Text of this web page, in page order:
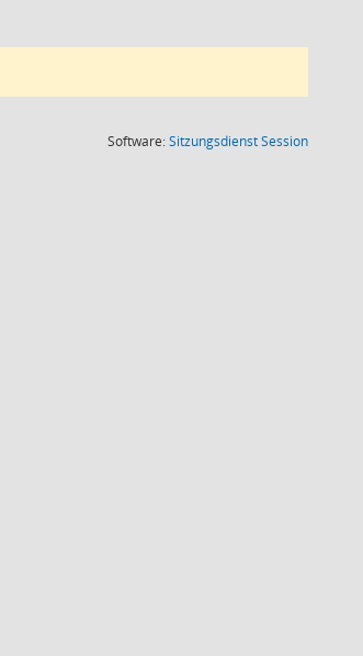
Software:SitzungsdienstSession(Wird in